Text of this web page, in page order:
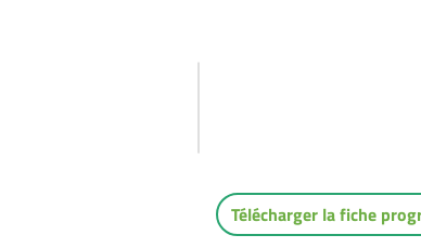
Cette formation est à
souhaitant enrichir ses
Vitalité en extérieur ou
Télécharger la fiche